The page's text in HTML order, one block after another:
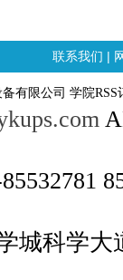
联系我们 |
有限公司 学院RSS
城科学